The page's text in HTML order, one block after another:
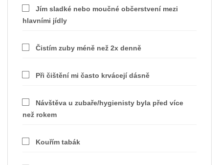
Jím sladké nebo moučné občerstvení mezi
hlavními jídly
Čistím zuby méně než 2x denně
Při čištění mi často krvácejí dásně
Návštěva u zubaře/hygienisty byla před více
než rokem
Kouřím tabák